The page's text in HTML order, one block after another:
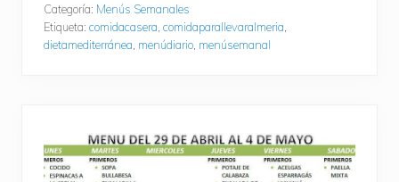
Categoría: Menús Semanales
Etiqueta: comidacasera comidaparallevaralmeria
dietamediterránea menúdiario menúsemanal